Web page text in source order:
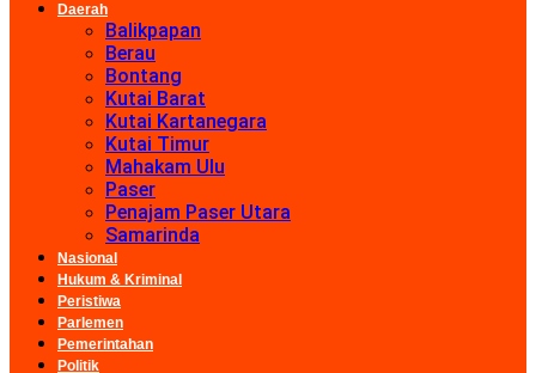
Daerah
Balikpapan
Berau
Bontang
Kutai Barat
Kutai Kartanegara
Kutai Timur
Mahakam Ulu
Paser
Penajam Paser Utara
Samarinda
Nasional
Hukum & Kriminal
Peristiwa
Parlemen
Pemerintahan
Politik